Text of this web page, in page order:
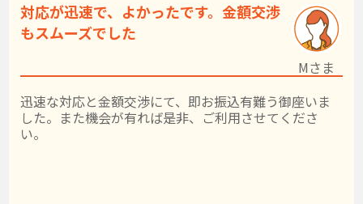
対応が迅速で、よかったです。金額交渉
もスムーズでした
迅速な対応と金額交渉にて、即お振込有難う御座いま
した。また機会が有れば是非、ご利用させてくださ
い。
Mさま